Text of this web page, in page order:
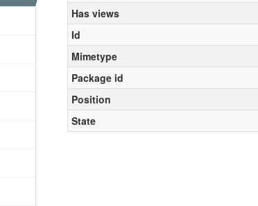
Has views
Id
Mimetype
Package id
Position
State